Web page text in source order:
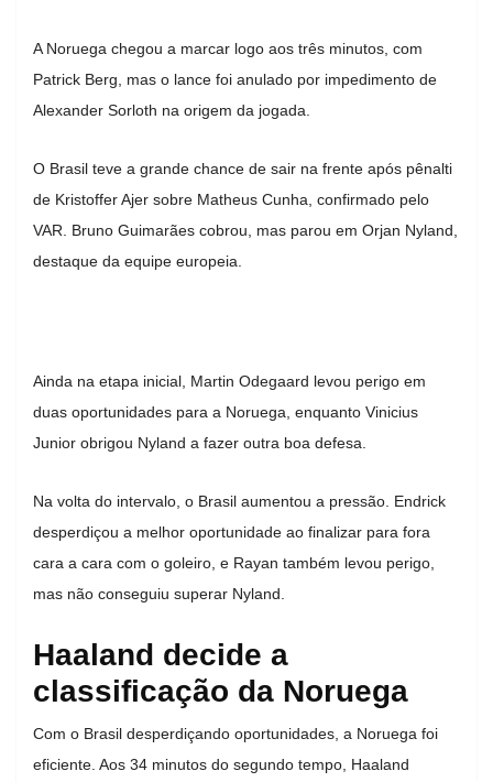
A Noruega chegou a marcar logo aos três minutos, com
Patrick Berg, mas o lance foi anulado por impedimento de
Alexander Sorloth na origem da jogada.
O Brasil teve a grande chance de sair na frente após pênalti
de Kristoffer Ajer sobre Matheus Cunha, confirmado pelo
VAR. Bruno Guimarães cobrou, mas parou em Orjan Nyland,
destaque da equipe europeia.
Ainda na etapa inicial, Martin Odegaard levou perigo em
duas oportunidades para a Noruega, enquanto Vinicius
Junior obrigou Nyland a fazer outra boa defesa.
Na volta do intervalo, o Brasil aumentou a pressão. Endrick
desperdiçou a melhor oportunidade ao finalizar para fora
cara a cara com o goleiro, e Rayan também levou perigo,
mas não conseguiu superar Nyland.
Haaland decide a
classificação da Noruega
Com o Brasil desperdiçando oportunidades, a Noruega foi
eficiente. Aos 34 minutos do segundo tempo, Haaland